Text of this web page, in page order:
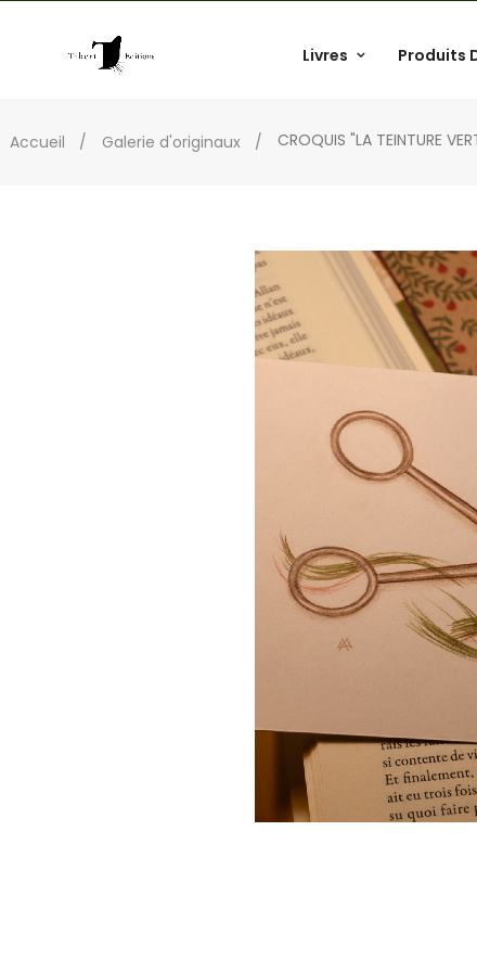
Livres Produits
Accueil Galerie d'originaux CROQUIS "LA TEINTURE